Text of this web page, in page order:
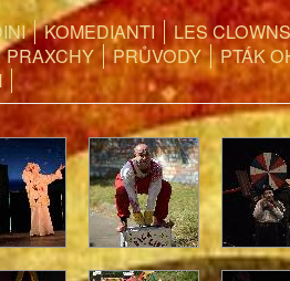
KOMEDIANTI
LES CLOWNS
PRAXCHY PRŮVODY
PTÁK